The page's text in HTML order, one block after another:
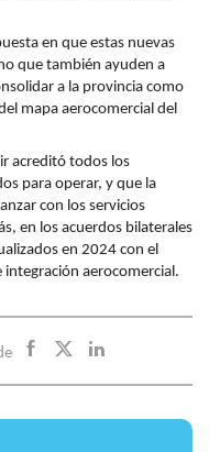
en que estas nuevas
que también ayuden a
a la provincia como
mapa aerocomercial del
acreditó todos los
para operar, y que la
con los servicios
en los acuerdos bilaterales
en 2024 con el
aerocomercial.